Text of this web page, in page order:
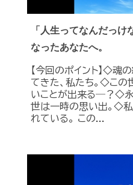
「人生ってなんだっけ
なったあなたへ。
【今回のポイント】◇魂
てきた、私たち。◇この
いことが出来る―？◇永
世は一時の思い出。◇私
れている。 この...